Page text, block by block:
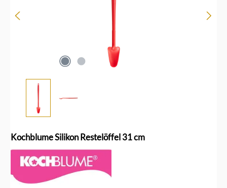
Kochblume Silikon Restelöffel 31 cm